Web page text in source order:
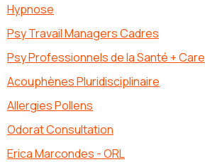
Hypnose
Psy Travail Managers Cadres
Psy Professionnels de la Santé + Care
Acouphènes Pluridisciplinaire
Allergies Pollens
Odorat Consultation
Erica Marcondes - ORL